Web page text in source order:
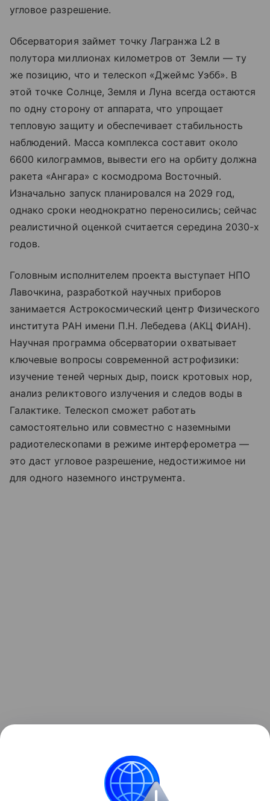
угловое разрешение.
Обсерватория займет точку Лагранжа L2 в
полутора миллионах километров от Земли — ту
же позицию, что и телескоп «Джеймс Уэбб». В
этой точке Солнце, Земля и Луна всегда остаются
по одну сторону от аппарата, что упрощает
тепловую защиту и обеспечивает стабильность
наблюдений. Масса комплекса составит около
6600 килограммов, вывести его на орбиту должна
ракета «Ангара» с космодрома Восточный.
Изначально запуск планировался на 2029 год,
однако сроки неоднократно переносились; сейчас
реалистичной оценкой считается середина 2030-х
годов.
Головным исполнителем проекта выступает НПО
Лавочкина, разработкой научных приборов
занимается Астрокосмический центр Физического
института РАН имени П.Н. Лебедева (АКЦ ФИАН).
Научная программа обсерватории охватывает
ключевые вопросы современной астрофизики:
изучение теней черных дыр, поиск кротовых нор,
анализ реликтового излучения и следов воды в
Галактике. Телескоп сможет работать
самостоятельно или совместно с наземными
радиотелескопами в режиме интерферометра —
это даст угловое разрешение, недостижимое ни
для одного наземного инструмента.